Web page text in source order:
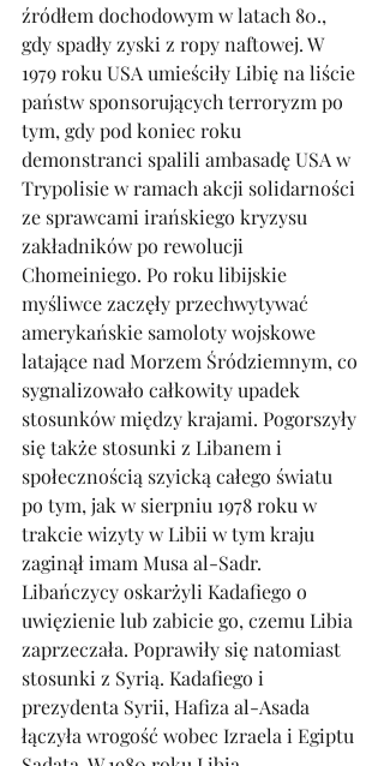
źródłem dochodowym w latach 80.,
gdy spadły zyski z ropy naftowej. W
1979 roku USA umieściły Libię na liście
państw sponsorujących terroryzm po
tym, gdy pod koniec roku
demonstranci spalili ambasadę USA w
Trypolisie w ramach akcji solidarności
ze sprawcami irańskiego kryzysu
zakładników po rewolucji
Chomeiniego. Po roku libijskie
myśliwce zaczęły przechwytywać
amerykańskie samoloty wojskowe
latające nad Morzem Śródziemnym, co
sygnalizowało całkowity upadek
stosunków między krajami. Pogorszyły
się także stosunki z Libanem i
społecznością szyicką całego światu
po tym, jak w sierpniu 1978 roku w
trakcie wizyty w Libii w tym kraju
zaginął imam Musa al-Sadr.
Libańczycy oskarżyli Kadafiego o
uwięzienie lub zabicie go, czemu Libia
zaprzeczała. Poprawiły się natomiast
stosunki z Syrią. Kadafiego i
prezydenta Syrii, Hafiza al-Asada
łączyła wrogość wobec Izraela i Egiptu